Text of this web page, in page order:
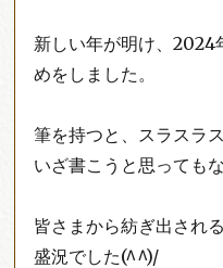
新しい年が明け、2024
めをしました。
筆を持つと、スラスラ
いざ書こうと思っても
皆さまから紡ぎ出され
盛況でした(^^)/